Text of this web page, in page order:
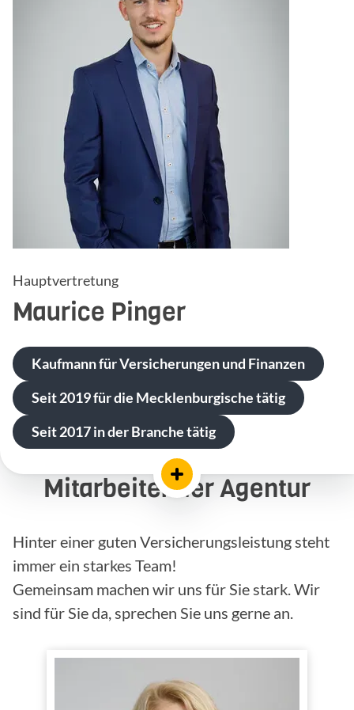
Hauptvertretung
Maurice Pinger
Kaufmann für Versicherungen und Finanzen
Seit 2019 für die Mecklenburgische tätig
Seit 2017 in der Branche tätig
Mitarbeiter der Agentur
Hinter einer guten Versicherungsleistung steht
immer ein starkes Team!
Gemeinsam machen wir uns für Sie stark. Wir
sind für Sie da, sprechen Sie uns gerne an.
Gertrud Bauer